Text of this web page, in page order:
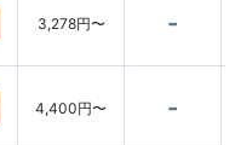
3,278円〜 -
4,400円〜 -